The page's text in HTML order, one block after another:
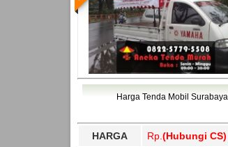
Harga Tenda Mobil Surabaya
HARGA Rp. (Hubungi CS)